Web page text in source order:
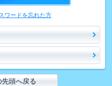
ワードを忘れた方
先頭へ戻る